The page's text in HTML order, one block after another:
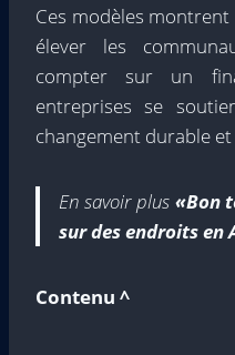
Ces modèles
élever les
compter sur un
entreprises se
changement durable
En savoir plus «Bon
sur des endroits en
Contenu ^